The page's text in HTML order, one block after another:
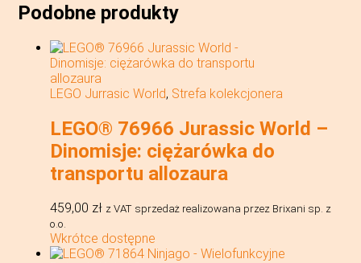
Podobne produkty
LEGO Jurrasic World, Strefa kolekcjonera
LEGO® 76966 Jurassic World –
Dinomisje: ciężarówka do
transportu allozaura
459,00 zł z VAT sprzedaż realizowana przez Brixani sp. z
o.o.
Wkrótce dostępne